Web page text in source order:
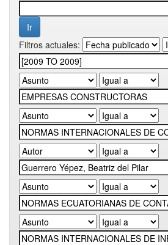
Filtros actuales: